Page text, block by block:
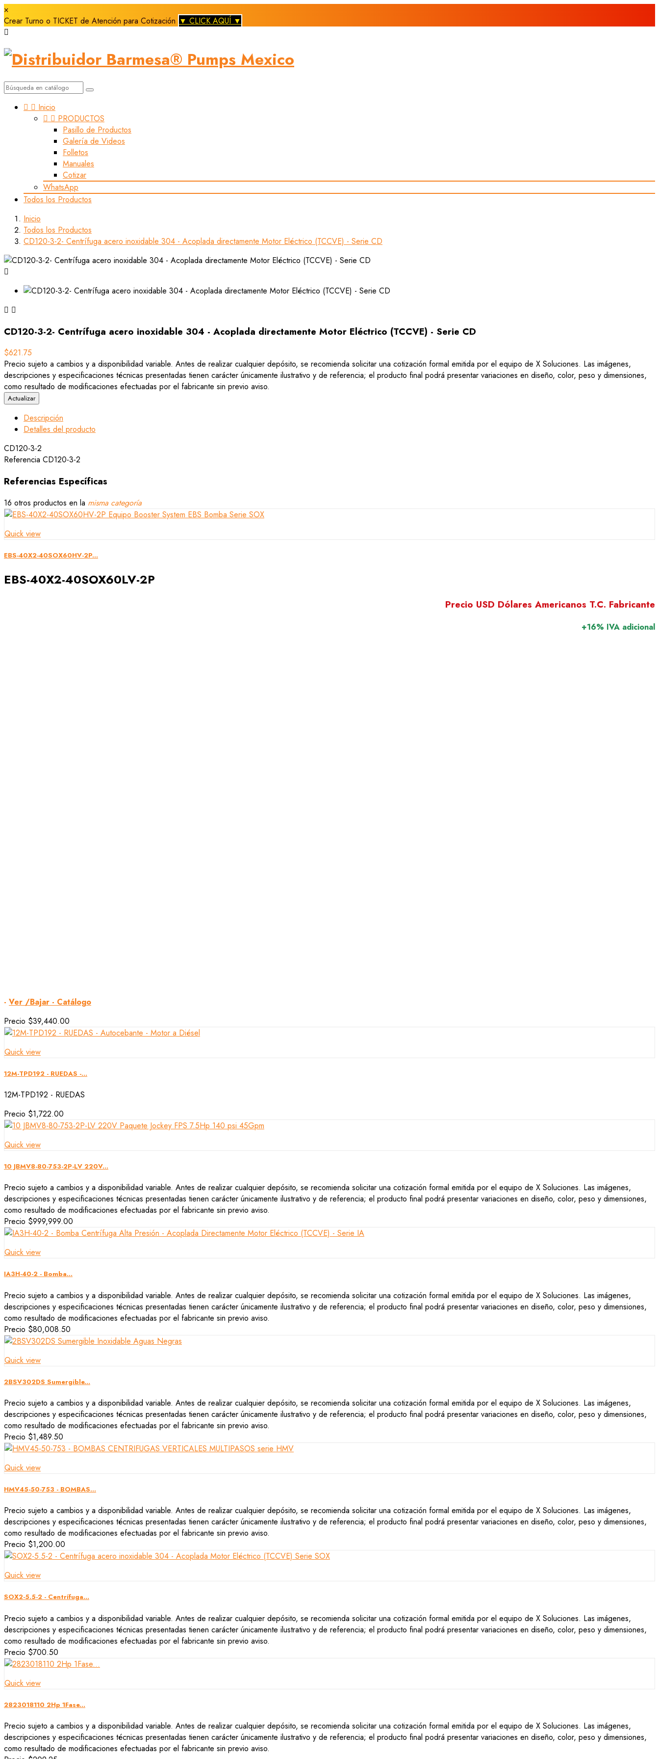
×
Crear Turno o TICKET de Atención para Cotización ▼ CLICK AQUÍ ▼

  Inicio
  PRODUCTOS
Pasillo de Productos
Galería de Videos
Folletos
Manuales
Cotizar
WhatsApp
Todos los Productos
Inicio
Todos los Productos
CD120-3-2- Centrífuga acero inoxidable 304 - Acoplada directamente Motor Eléctrico (TCCVE) - Serie CD

 
CD120-3-2- Centrífuga acero inoxidable 304 - Acoplada directamente Motor Eléctrico (TCCVE) - Serie CD
$621.75
Precio sujeto a cambios y a disponibilidad variable. Antes de realizar cualquier depósito, se recomienda solicitar una cotización formal emitida por el equipo de X Soluciones. Las imágenes,
descripciones y especificaciones técnicas presentadas tienen carácter únicamente ilustrativo y de referencia; el producto final podrá presentar variaciones en diseño, color, peso y dimensiones,
como resultado de modificaciones efectuadas por el fabricante sin previo aviso.
Descripción
Detalles del producto
CD120-3-2
Referencia CD120-3-2
Referencias Específicas
16 otros productos en la misma categoría
Quick view
EBS-40X2-40SOX60HV-2P...
EBS-40X2-40SOX60LV-2P
Precio USD Dólares Americanos T.C. Fabricante
+16% IVA adicional
- Ver /Bajar - Catálogo
Precio $39,440.00
Quick view
12M-TPD192 - RUEDAS -...
12M-TPD192 - RUEDAS
Precio $1,722.00
Quick view
10 JBMV8-80-753-2P-LV 220V...
Precio sujeto a cambios y a disponibilidad variable. Antes de realizar cualquier depósito, se recomienda solicitar una cotización formal emitida por el equipo de X Soluciones. Las imágenes,
descripciones y especificaciones técnicas presentadas tienen carácter únicamente ilustrativo y de referencia; el producto final podrá presentar variaciones en diseño, color, peso y dimensiones,
como resultado de modificaciones efectuadas por el fabricante sin previo aviso.
Precio $999,999.00
Quick view
IA3H-40-2 - Bomba...
Precio sujeto a cambios y a disponibilidad variable. Antes de realizar cualquier depósito, se recomienda solicitar una cotización formal emitida por el equipo de X Soluciones. Las imágenes,
descripciones y especificaciones técnicas presentadas tienen carácter únicamente ilustrativo y de referencia; el producto final podrá presentar variaciones en diseño, color, peso y dimensiones,
como resultado de modificaciones efectuadas por el fabricante sin previo aviso.
Precio $80,008.50
Quick view
2BSV302DS Sumergible...
Precio sujeto a cambios y a disponibilidad variable. Antes de realizar cualquier depósito, se recomienda solicitar una cotización formal emitida por el equipo de X Soluciones. Las imágenes,
descripciones y especificaciones técnicas presentadas tienen carácter únicamente ilustrativo y de referencia; el producto final podrá presentar variaciones en diseño, color, peso y dimensiones,
como resultado de modificaciones efectuadas por el fabricante sin previo aviso.
Precio $1,489.50
Quick view
HMV45-50-753 - BOMBAS...
Precio sujeto a cambios y a disponibilidad variable. Antes de realizar cualquier depósito, se recomienda solicitar una cotización formal emitida por el equipo de X Soluciones. Las imágenes,
descripciones y especificaciones técnicas presentadas tienen carácter únicamente ilustrativo y de referencia; el producto final podrá presentar variaciones en diseño, color, peso y dimensiones,
como resultado de modificaciones efectuadas por el fabricante sin previo aviso.
Precio $1,200.00
Quick view
SOX2-5.5-2 - Centrífuga...
Precio sujeto a cambios y a disponibilidad variable. Antes de realizar cualquier depósito, se recomienda solicitar una cotización formal emitida por el equipo de X Soluciones. Las imágenes,
descripciones y especificaciones técnicas presentadas tienen carácter únicamente ilustrativo y de referencia; el producto final podrá presentar variaciones en diseño, color, peso y dimensiones,
como resultado de modificaciones efectuadas por el fabricante sin previo aviso.
Precio $700.50
Quick view
2823018110 2Hp 1Fase...
Precio sujeto a cambios y a disponibilidad variable. Antes de realizar cualquier depósito, se recomienda solicitar una cotización formal emitida por el equipo de X Soluciones. Las imágenes,
descripciones y especificaciones técnicas presentadas tienen carácter únicamente ilustrativo y de referencia; el producto final podrá presentar variaciones en diseño, color, peso y dimensiones,
como resultado de modificaciones efectuadas por el fabricante sin previo aviso.